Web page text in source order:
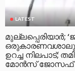
LATEST
മുല്ലപ്പെരിയാര്‍;
ഒരുകാരണവശാലും
ഉറച്ച നിലപാട്;
മോന്‍സ് ജോസഫ്